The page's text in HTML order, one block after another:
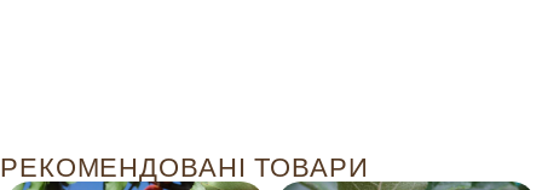
РЕКОМЕНДОВАНІ ТОВАРИ